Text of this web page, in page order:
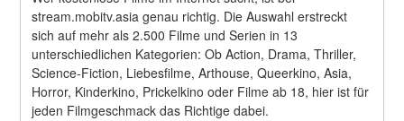
stream.mobitv.asia genau richtig. Die Auswahl erstreckt
sich auf mehr als 2.500 Filme und Serien in 13
unterschiedlichen Kategorien: Ob Action, Drama, Thriller,
Science-Fiction, Liebesfilme, Arthouse, Queerkino, Asia,
Horror, Kinderkino, Prickelkino oder Filme ab 18, hier ist für
jeden Filmgeschmack das Richtige dabei.